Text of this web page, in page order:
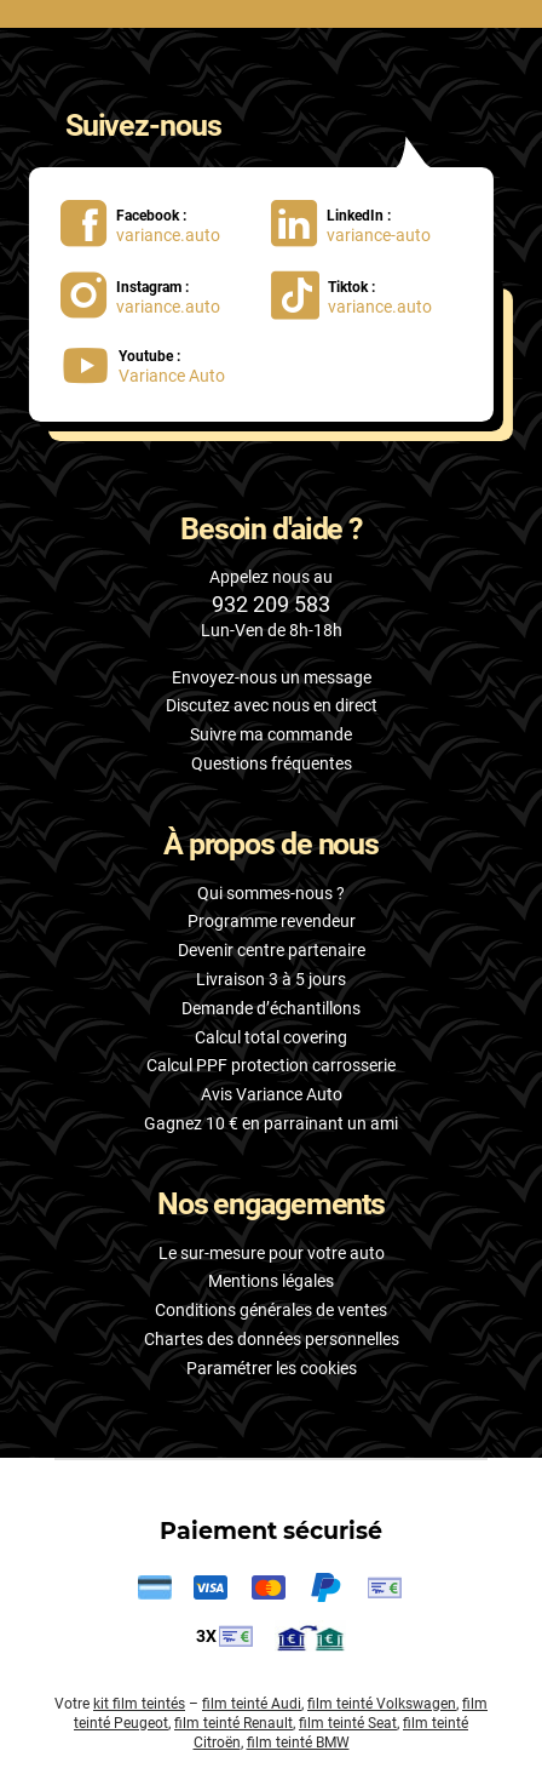
Suivez-nous
Facebook :
variance.auto
LinkedIn :
variance-auto
Instagram :
variance.auto
Tiktok :
variance.auto
Youtube :
Variance Auto
Besoin d'aide ?
Appelez nous au
932 209 583
Lun-Ven de 8h-18h
Envoyez-nous un message
Discutez avec nous en direct
Suivre ma commande
Questions fréquentes
À propos de nous
Qui sommes-nous ?
Programme revendeur
Devenir centre partenaire
Livraison 3 à 5 jours
Demande d’échantillons
Calcul total covering
Calcul PPF protection carrosserie
Avis Variance Auto
Gagnez 10 € en parrainant un ami
Nos engagements
Le sur-mesure pour votre auto
Mentions légales
Conditions générales de ventes
Chartes des données personnelles
Paramétrer les cookies
Paiement sécurisé
3X
Votre kit film teintés – film teinté Audi, film teinté Volkswagen, film
teinté Peugeot, film teinté Renault, film teinté Seat, film teinté
Citroën, film teinté BMW